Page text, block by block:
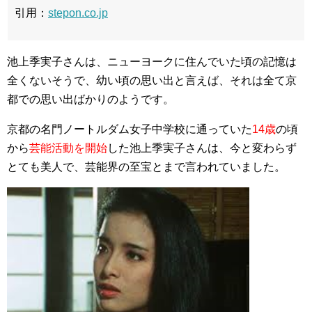
引用： stepon.co.jp
池上季実子さんは、ニューヨークに住んでいた頃の記憶は
全くないそうで、幼い頃の思い出と言えば、それは全て京
都での思い出ばかりのようです。
京都の名門ノートルダム女子中学校に通っていた14歳の頃
から芸能活動を開始した池上季実子さんは、今と変わらず
とても美人で、芸能界の至宝とまで言われていました。